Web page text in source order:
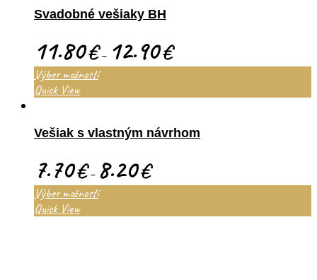
Svadobné vešiaky BH
11.80€– 12.90€
Výber možností
Quick View
Vešiak s vlastným návrhom
7.70€– 8.20€
Výber možností
Quick View